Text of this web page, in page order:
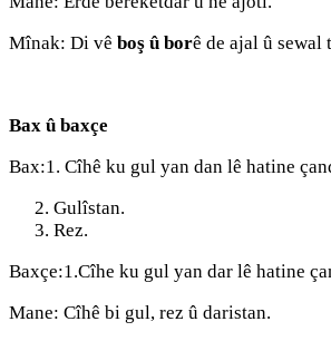
Mînak: Di vê boş û borê de ajal û sewal
Bax û baxçe
Bax:1. Cîhê ku gul yan dan lê hatine
Gulîstan.
Rez.
Baxçe:1.Cîhe ku gul yan dar lê hatine
Mane: Cîhê bi gul, rez û daristan.